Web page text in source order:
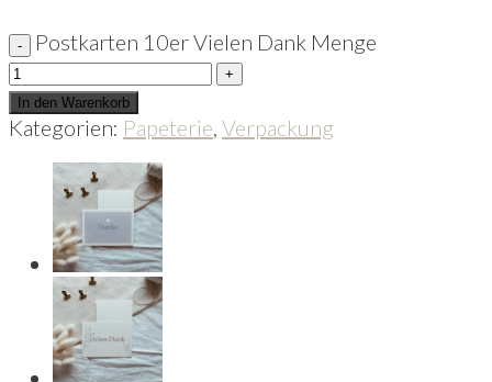
Postkarten 10er Vielen Dank Menge
In den Warenkorb
Kategorien: Papeterie Verpackung